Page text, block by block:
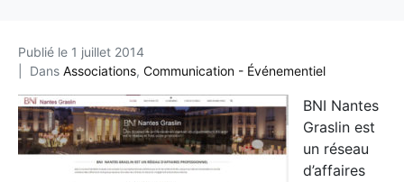
Publié le 1 juillet 2014
Dans Associations, Communication - Événementiel
BNI Nantes
Graslin est
un réseau
d’affaires